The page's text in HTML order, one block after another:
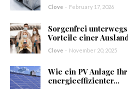
Clove - February 17, 2026
Sorgenfrei
Vorteile einer
Clove - November 20, 2025
Wie ein PV Anlage
energieeffizienter...